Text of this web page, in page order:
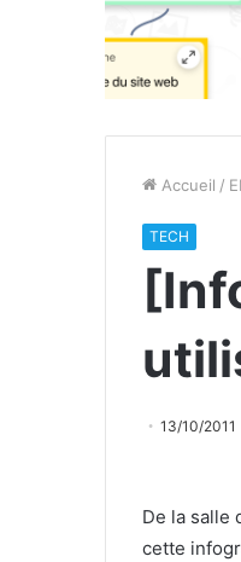
Accueil /
TECH
13/10/2011
De la salle
cette